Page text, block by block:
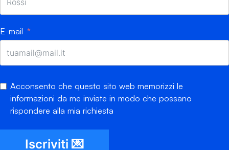
E-mail
Acconsento che questo sito web memorizzi le
informazioni da me inviate in modo che possano
rispondere alla mia richiesta
Iscriviti 💌